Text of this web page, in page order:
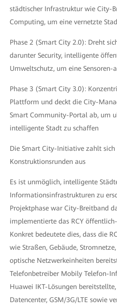
städtischer Infrastruktur wie City-
Computing, um eine vernetzte
Phase 2 (Smart City 2.0): Dreht
darunter Security, intelligente
Umweltschutz, um eine Sensoren-
Phase 3 (Smart City 3.0):
Plattform und deckt die City-
Smart Community-Portal ab, um
intelligente Stadt zu schaffen
Die Smart City-Initiative zahlt sich
Konstruktionsrunden aus
Es ist unmöglich, intelligente
Informationsinfrastrukturen zu
Projektphase war City-Breitband
implementierte das RCY
Konkret bedeutete dies, dass die
wie Straßen, Gebäude,
optische Netzwerkeinheiten
Telefonbetreiber Mobily Telefon-
Huawei IKT-Lösungen
Datencenter, GSM/3G/LTE sowie